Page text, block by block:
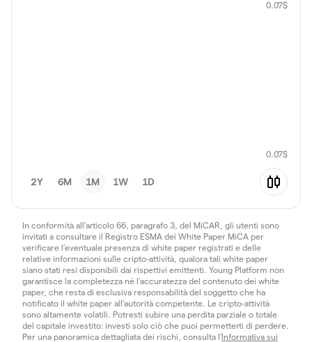
0.07$
0.07$
2Y 6M 1M 1W 1D
In conformità all’articolo 66, paragrafo 3, del MiCAR, gli utenti sono
invitati a consultare il Registro ESMA dei White Paper MiCA per
verificare l’eventuale presenza di white paper registrati e delle
relative informazioni sulle cripto-attività, qualora tali white paper
siano stati resi disponibili dai rispettivi emittenti. Young Platform non
garantisce la completezza né l’accuratezza del contenuto dei white
paper, che resta di esclusiva responsabilità del soggetto che ha
notificato il white paper all’autorità competente. Le cripto-attività
sono altamente volatili. Potresti subire una perdita parziale o totale
del capitale investito: investi solo ciò che puoi permetterti di perdere.
Per una panoramica dettagliata dei rischi, consulta l'Informativa sui